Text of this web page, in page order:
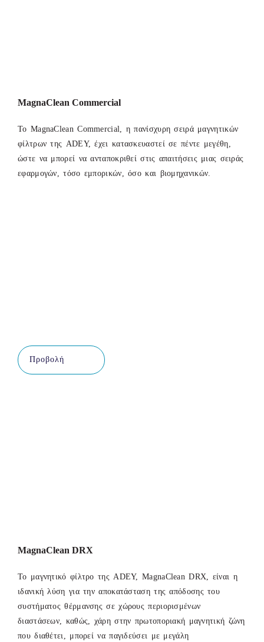
MagnaClean Commercial
Το MagnaClean Commercial, η πανίσχυρη σειρά μαγνητικών
φίλτρων της ADEY, έχει κατασκευαστεί σε πέντε μεγέθη,
ώστε να μπορεί να ανταποκριθεί στις απαιτήσεις μιας σειράς
εφαρμογών, τόσο εμπορικών, όσο και βιομηχανικών.
Προβολή
MagnaClean DRX
Το μαγνητικό φίλτρο της ADEY, MagnaClean DRX, είναι η
ιδανική λύση για την αποκατάσταση της απόδοσης του
συστήματος θέρμανσης σε χώρους περιορισμένων
διαστάσεων, καθώς, χάρη στην πρωτοποριακή μαγνητική ζώνη
που διαθέτει, μπορεί να παγιδεύσει με μεγάλη